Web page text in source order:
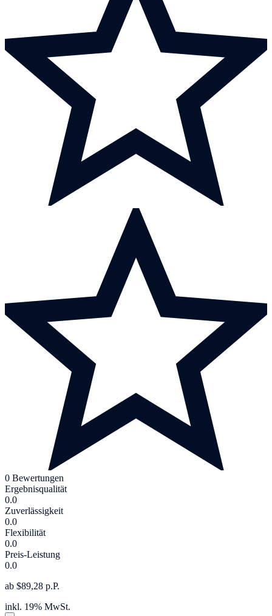
0 Bewertungen
Ergebnisqualität
0.0
Zuverlässigkeit
0.0
Flexibilität
0.0
Preis-Leistung
0.0
ab $89,28 p.P.
inkl. 19% MwSt.